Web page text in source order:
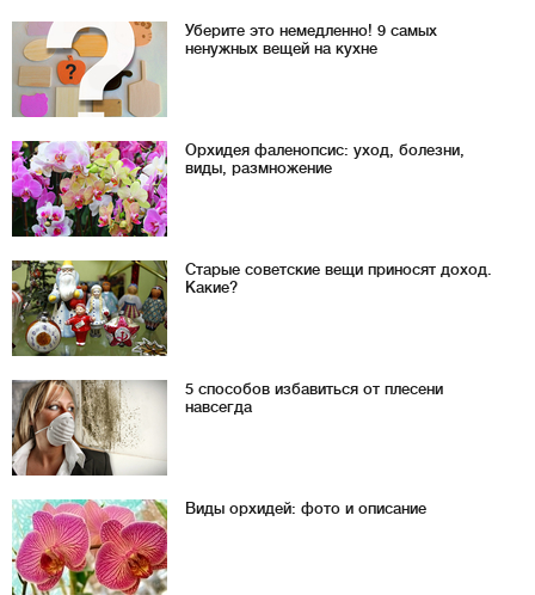
Уберите это немедленно! 9 самых
ненужных вещей на кухне
Орхидея фаленопсис: уход, болезни,
виды, размножение
Старые советские вещи приносят доход.
Какие?
5 способов избавиться от плесени
навсегда
Виды орхидей: фото и описание